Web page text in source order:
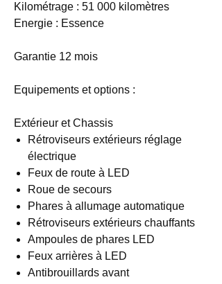
Kilométrage : 51 000 kilomètres
Energie : Essence
Garantie 12 mois
Equipements et options :
Extérieur et Chassis
Rétroviseurs extérieurs réglage
électrique
Feux de route à LED
Roue de secours
Phares à allumage automatique
Rétroviseurs extérieurs chauffants
Ampoules de phares LED
Feux arrières à LED
Antibrouillards avant